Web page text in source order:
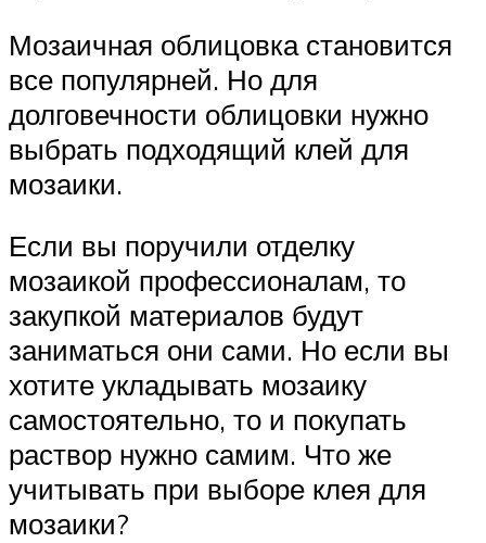
Мозаичная облицовка становится
все популярней. Но для
долговечности облицовки нужно
выбрать подходящий клей для
мозаики.
Если вы поручили отделку
мозаикой профессионалам, то
закупкой материалов будут
заниматься они сами. Но если вы
хотите укладывать мозаику
самостоятельно, то и покупать
раствор нужно самим. Что же
учитывать при выборе клея для
мозаики?